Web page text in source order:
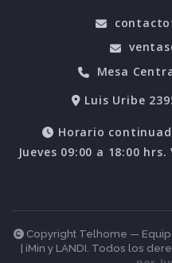
Mesa
Luis Uribe
Horario
Jueves 09:00 a 18:00
Copyright Telhome —
| iMin y LANDI. Todos los